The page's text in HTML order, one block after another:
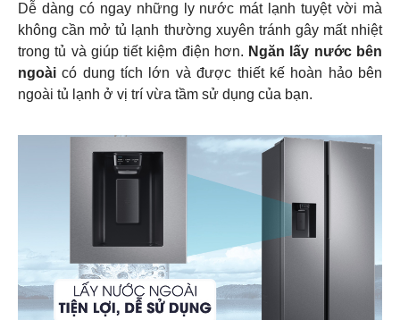
Dễ dàng có ngay những ly nước mát lạnh tuyệt vời mà
không cần mở tủ lạnh thường xuyên tránh gây mất nhiệt
trong tủ và giúp tiết kiệm điện hơn. Ngăn lấy nước bên
ngoài có dung tích lớn và được thiết kế hoàn hảo bên
ngoài tủ lạnh ở vị trí vừa tầm sử dụng của bạn.